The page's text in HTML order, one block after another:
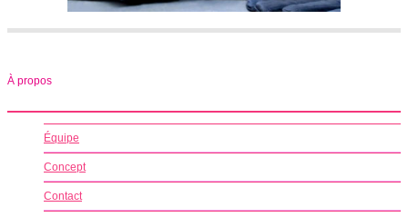
À propos
Équipe
Concept
Contact